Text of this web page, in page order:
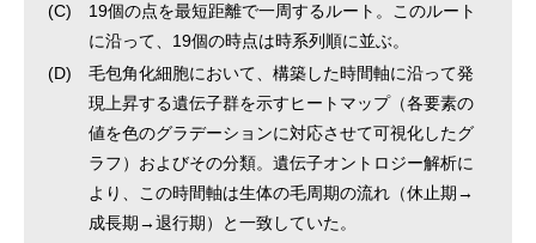
(C)
19個の点を最短距離で一周するルート。このルート
に沿って、19個の時点は時系列順に並ぶ。
(D)
毛包角化細胞において、構築した時間軸に沿って発
現上昇する遺伝子群を示すヒートマップ（各要素の
値を色のグラデーションに対応させて可視化したグ
ラフ）およびその分類。遺伝子オントロジー解析に
より、この時間軸は生体の毛周期の流れ（休止期→
成長期→退行期）と一致していた。